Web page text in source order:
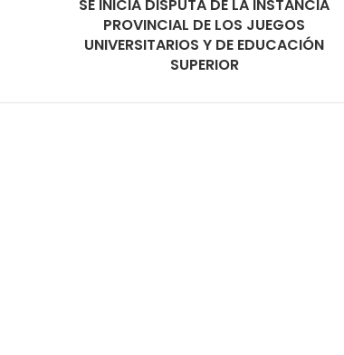
SE INICIA DISPUTA DE LA INSTANCIA
PROVINCIAL DE LOS JUEGOS
UNIVERSITARIOS Y DE EDUCACIÓN
SUPERIOR